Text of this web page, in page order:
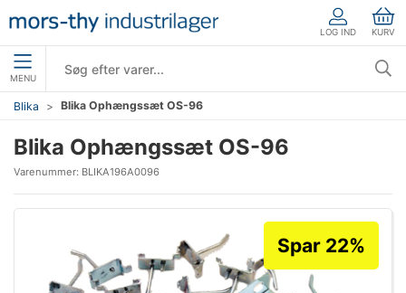
LOG IND KURV
MENU
Blika Blika Ophængssæt OS-96
Blika Ophængssæt OS-96
Varenummer: BLIKA196A0096
Spar 22%